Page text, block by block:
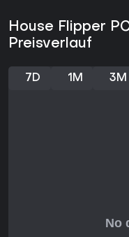
Simulationsspiele rund
positiven Bewertungen
Gesamtzufriedenheit)
Der Singleplayer-Fokus
Erweiterungen bieten
House Flipper
Preisverlauf
7D 1M 3M